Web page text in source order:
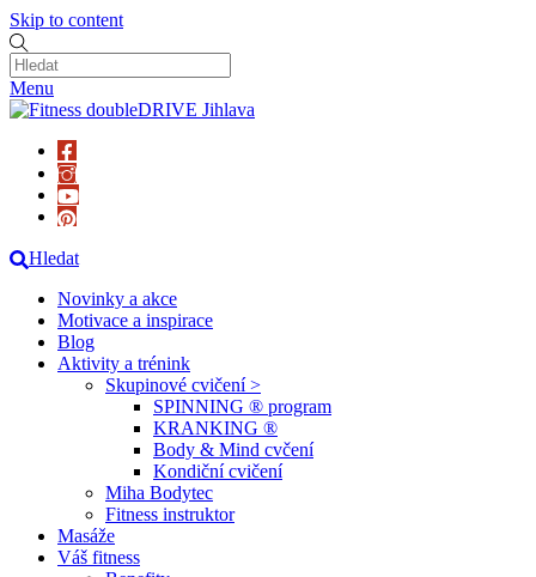
Skip to content
Menu
Hledat
Novinky a akce
Motivace a inspirace
Blog
Aktivity a trénink
Skupinové cvičení >
SPINNING ® program
KRANKING ®
Body & Mind cvčení
Kondiční cvičení
Miha Bodytec
Fitness instruktor
Masáže
Váš fitness